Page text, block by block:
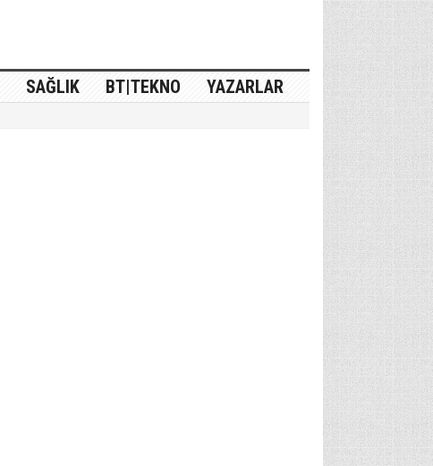
SAĞLIK BT|TEKNO YAZARLAR